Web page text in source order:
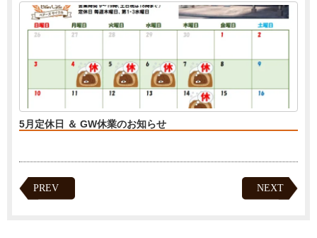
5月定休日 ＆ GW休業のお知らせ
PREV NEXT